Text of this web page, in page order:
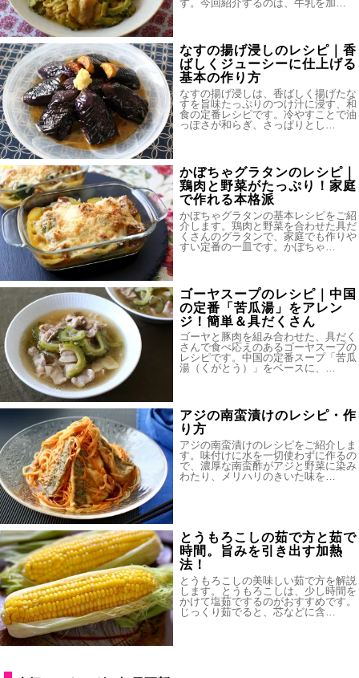
す。今回紹介するのは、牛乳を加…
なすの揚げ浸しのレシピ｜香
ばしくジューシーに仕上げる
基本の作り方
なすの揚げ浸しは、香ばしく揚げたな
すを旨味たっぷりのつけ汁に浸す、和
食の定番レシピです。冷やすことで油
っぽさが和らぎ、さっぱりとし…
かぼちゃグラタンのレシピ｜
鶏肉と野菜がたっぷり！家庭
で作れる本格派
かぼちゃグラタンの基本レシピをご紹
介します。鶏肉と野菜を合わせた具だ
くさんのグラタンで、家庭でも作りや
すい定番の一皿です。かぼちゃ…
ゴーヤスープのレシピ｜中国
の定番「苦瓜湯」をアレン
ジ！簡単＆具だくさん
ゴーヤと豚肉を組み合わせた、具だく
さんで食べ応えのあるゴーヤスープの
レシピです。中国の定番スープ「苦瓜
湯（くがとう）」をベースに、…
アジの南蛮漬けのレシピ・作
り方
アジの南蛮漬けのレシピをご紹介しま
す。味付けに水を一切使わずに作るの
で、濃厚な南蛮酢がアジと野菜に染み
わたり、メリハリのきいた味を…
とうもろこしの茹で方と茹で
時間。旨みを引き出す加熱
法！
とうもろこしの美味しい茹で方を解説
します。とうもろこしは、少し時間を
かけて塩茹でするのがおすすめです。
じっくり茹でると、芯などに含…